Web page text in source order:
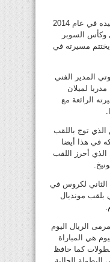
كما أضاف الريال لقبا جديدا إلى رصيده في عام 2014
وكأس السوبر
يختتم مسيرته في
المدير الفني
لميلان
مسيرته الرائعة مع
الذي توج باللقب
في هذا أيضا
الذي أحرز اللقب
الثاني لكروس في
بلقب مونديال
الريال اليوم
هي المباراة
البطولات كما حافظ